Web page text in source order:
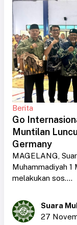
Berita
Go
Muntilan
Germany
MAGELANG,
Muhammadiyah 1
melakukan sos....
Suara
27